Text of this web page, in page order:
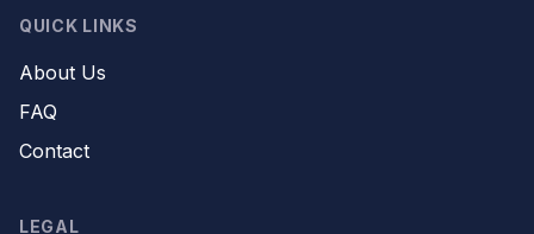
QUICK LINKS
About Us
FAQ
Contact
LEGAL